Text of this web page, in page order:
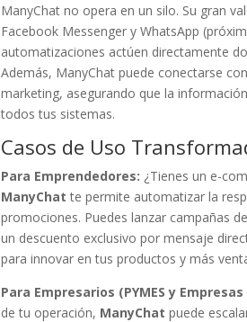
ManyChat no opera en un silo. Su gran
Facebook Messenger y WhatsApp
automatizaciones actúen directamente
Además, ManyChat puede conectarse
marketing, asegurando que la
todos tus sistemas.
Casos de Uso
Para Emprendedores: ¿Tienes un e-
ManyChat te permite automatizar la
promociones. Puedes lanzar campañas
un descuento exclusivo por mensaje
para innovar en tus productos y más
Para Empresarios (PYMES y
de tu operación, ManyChat puede